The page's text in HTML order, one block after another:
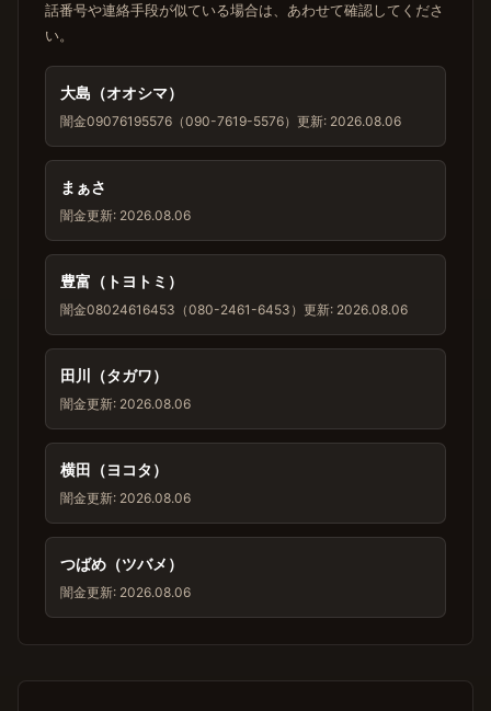
話番号や連絡手段が似ている場合は、あわせて確認してくださ
い。
大島（オオシマ）
闇金09076195576（090-7619-5576） 更新: 2026.08.06
まぁさ
闇金更新: 2026.08.06
豊富（トヨトミ）
闇金08024616453（080-2461-6453） 更新: 2026.08.06
田川（タガワ）
闇金更新: 2026.08.06
横田（ヨコタ）
闇金更新: 2026.08.06
つばめ（ツバメ）
闇金更新: 2026.08.06